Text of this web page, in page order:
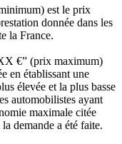
est le prix
donnée dans les
la France.
€” (prix maximum)
en établissant une
élevée et la plus basse
automobilistes ayant
maximale citée
demande a été faite.